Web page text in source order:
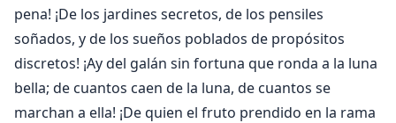
pena! ¡De los jardines secretos, de los pensiles
soñados, y de los sueños poblados de propósitos
discretos! ¡Ay del galán sin fortuna que ronda a la luna
bella; de cuantos caen de la luna, de cuantos se
marchan a ella! ¡De quien el fruto prendido en la rama